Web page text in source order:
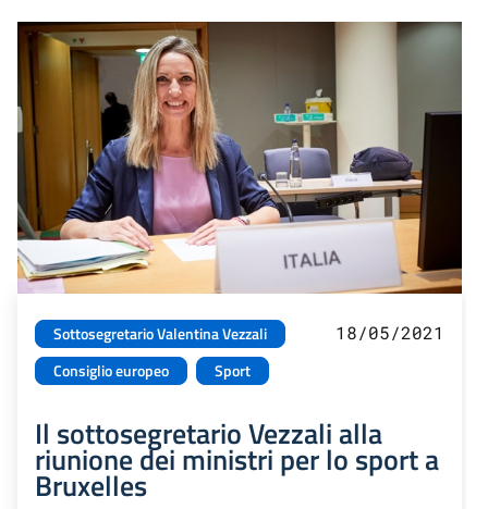
Sottosegretario Valentina Vezzali
Consiglio europeo
Sport
18/05/2021
Il sottosegretario Vezzali alla
riunione dei ministri per lo sport a
Bruxelles